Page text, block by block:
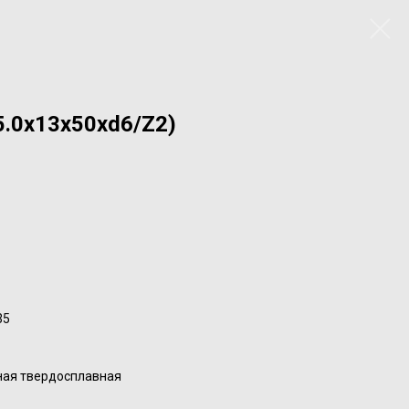
Z2)
твердосплавная